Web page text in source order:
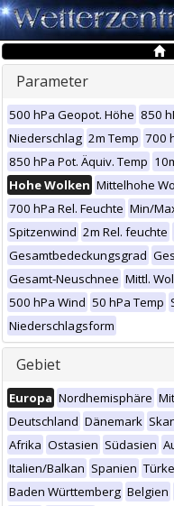
Parameter
500 hPa Geopot. Höhe 850
Niederschlag 2m Temp 700
850 hPa Pot. Äquiv. Temp
Hohe Wolken Mittelhohe
700 hPa Rel. Feuchte Min/
Spitzenwind 2m Rel. feuchte
Gesamtbedeckungsgrad
Gesamt-Neuschnee Mittl.
500 hPa Wind 50 hPa Temp
Niederschlagsform
Gebiet
Europa Nordhemisphäre
Deutschland Dänemark
Afrika Ostasien Südasien
Italien/Balkan Spanien
Baden Württemberg Belgien